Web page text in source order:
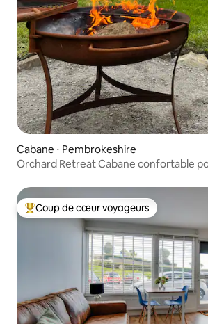
Cabane ⋅ Pembrokeshire
Orchard Retreat Cabane confortable
Coups de cœur voyageurs les plus
Coup de cœur voyageurs